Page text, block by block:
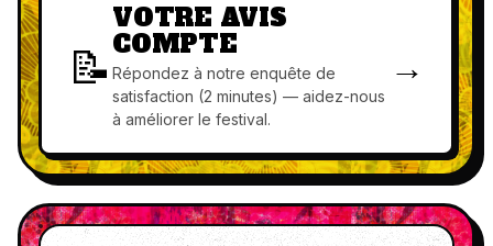
📝
VOTRE AVIS
COMPTE
Répondez à notre enquête de
satisfaction (2 minutes) — aidez-nous
à améliorer le festival.
→